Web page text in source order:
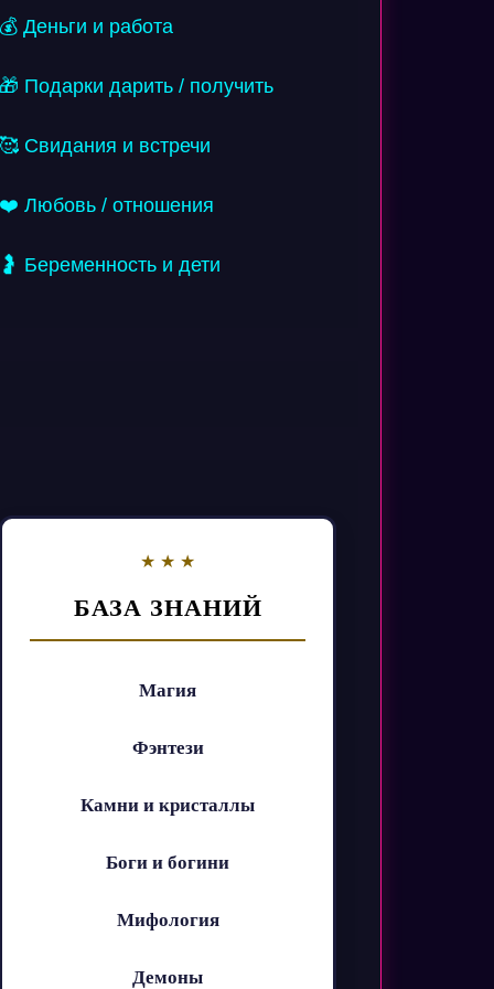
💰 Деньги и работа
🎁 Подарки дарить / получить
🥰 Свидания и встречи
❤️ Любовь / отношения
🤰 Беременность и дети
БАЗА ЗНАНИЙ
Магия
Фэнтези
Камни и кристаллы
Боги и богини
Мифология
Демоны